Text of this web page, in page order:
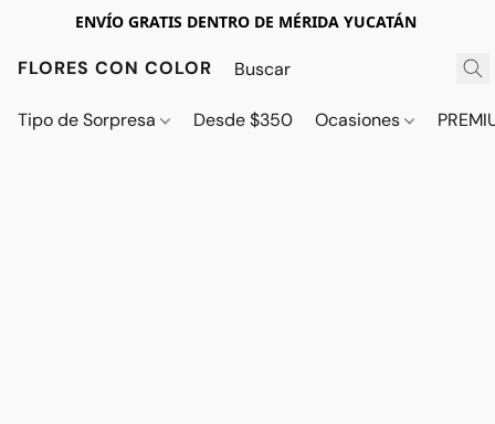
ENVÍO GRATIS DENTRO DE MÉRIDA YUCATÁN
FLORES CON COLOR
Tipo de Sorpresa Desde $350 Ocasiones